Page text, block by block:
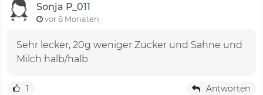
Sonja P_011
vor 8 Monaten
Sehr lecker, 20g weniger Zucker und Sahne und
Milch halb/halb.
1 Antworten